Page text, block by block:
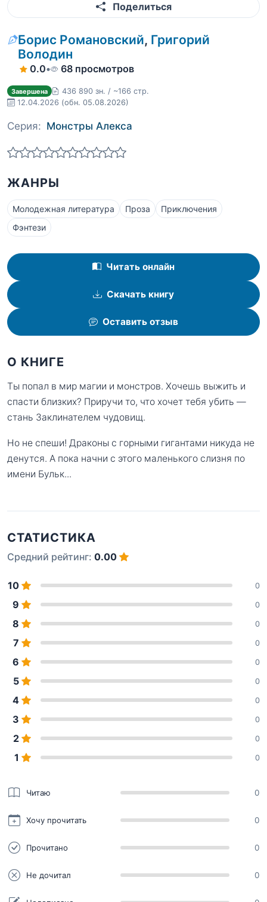
Поделиться
Борис Романовский, Григорий
Володин
0.0• 68 просмотров
Завершена
436 890 зн. / ~166 стр.
12.04.2026 (обн. 05.08.2026)
Серия: Монстры Алекса
ЖАНРЫ
Молодежная литература Проза
Приключения
Фэнтези
Читать онлайн
Скачать книгу
Оставить отзыв
О КНИГЕ
Ты попал в мир магии и монстров. Хочешь выжить и
спасти близких? Приручи то, что хочет тебя убить —
стань Заклинателем чудовищ.
Но не спеши! Драконы с горными гигантами никуда не
денутся. А пока начни с этого маленького слизня по
имени Бульк...
СТАТИСТИКА
Средний рейтинг: 0.00
10 0
9 0
8 0
7 0
6 0
5 0
4 0
3 0
2 0
1 0
Читаю 0
Хочу прочитать 0
Прочитано 0
Не дочитал 0